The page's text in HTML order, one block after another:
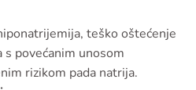
teško oštećenje
povećanim unosom
rizikom pada natrija.